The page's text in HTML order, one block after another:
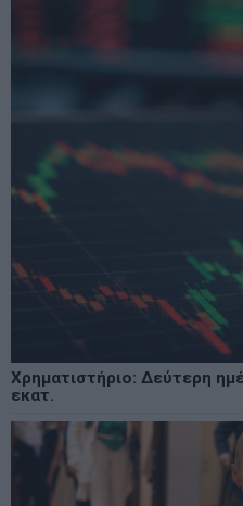
Χρηματιστήριο: Δεύτερη
εκατ.